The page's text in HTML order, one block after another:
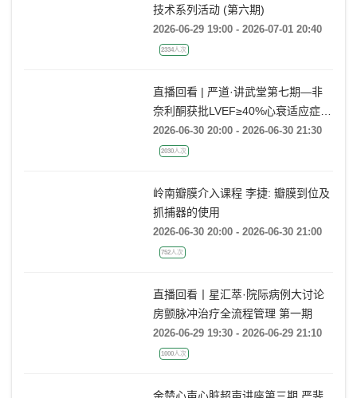
直播回看 | 心视界-心血管创新手术
技术系列活动 (第六期)
2026-06-29 19:00 - 2026-07-01 20:40
直播回看 | 严道·讲武堂第七期—非
奈利酮获批LVEF≥40%心衰适应症，
临床到底怎么用？
2026-06-30 20:00 - 2026-06-30 21:30
岭南瓣膜介入课程 李捷: 瓣膜到位及
抓捕器的使用
2026-06-30 20:00 - 2026-06-30 21:00
直播回看丨星汇萃·院际病例大讨论
房颤脉冲治疗全流程管理 第一期
2026-06-29 19:30 - 2026-06-29 21:10